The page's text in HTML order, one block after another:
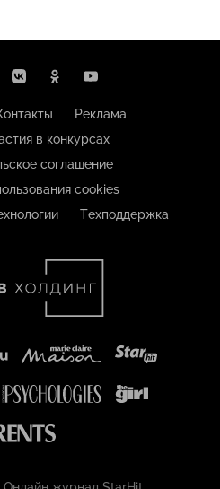
Реклама
в конкурсах
соглашение
cookies
Техподдержка